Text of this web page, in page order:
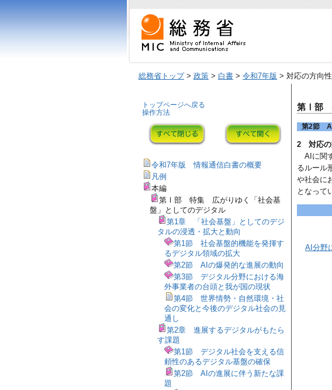
総務省トップ> 政策 > 白書 > 令和7年版 > 対応の方向性
第Ⅰ部
第2節 AI
2 対応の
AIに関
るルール
や社会に
となって
AI分野
トップページへ戻る
操作方法
令和7年版 情報通信白書の概要
凡例
本編
第Ⅰ部 特集 広がりゆく「社会基
盤」としてのデジタル
第1章 「社会基盤」としてのデジ
タルの浸透・拡大と動向
第1節 社会基盤的機能を発揮す
るデジタル領域の拡大
第2節 AIの爆発的な進展の動向
第3節 デジタル分野における海
外事業者の台頭と我が国の現状
第4節 世界情勢・自然環境・社
会の変化と今後のデジタル社会の見
通し
第2章 進展するデジタルがもたら
す課題
第1節 デジタル社会を支える信
頼性のあるデジタル基盤の確保
第2節 AIの進展に伴う新たな課
題